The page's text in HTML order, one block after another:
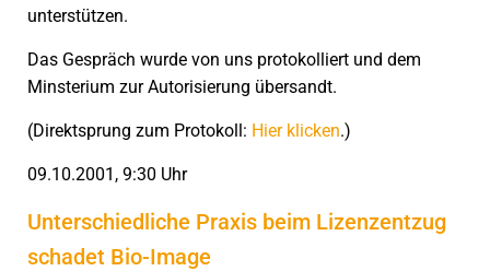
unterstützen.
Das Gespräch wurde von uns protokolliert und dem
Minsterium zur Autorisierung übersandt.
(Direktsprung zum Protokoll: Hier klicken.)
09.10.2001, 9:30 Uhr
Unterschiedliche Praxis beim Lizenzentzug
schadet Bio-Image